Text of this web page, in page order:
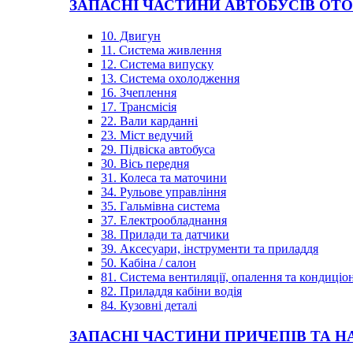
ЗАПАСНІ ЧАСТИНИ АВТОБУСІВ
10. Двигун
11. Система живлення
12. Система випуску
13. Система охолодження
16. Зчеплення
17. Трансмісія
22. Вали карданні
23. Міст ведучий
29. Підвіска автобуса
30. Вісь передня
31. Колеса та маточини
34. Рульове управління
35. Гальмівна система
37. Електрообладнання
38. Прилади та датчики
39. Аксесуари, інструменти та приладдя
50. Кабіна / салон
81. Система вентиляції, опалення та
82. Приладдя кабіни водія
84. Кузовні деталі
ЗАПАСНІ ЧАСТИНИ ПРИЧЕПІВ ТА